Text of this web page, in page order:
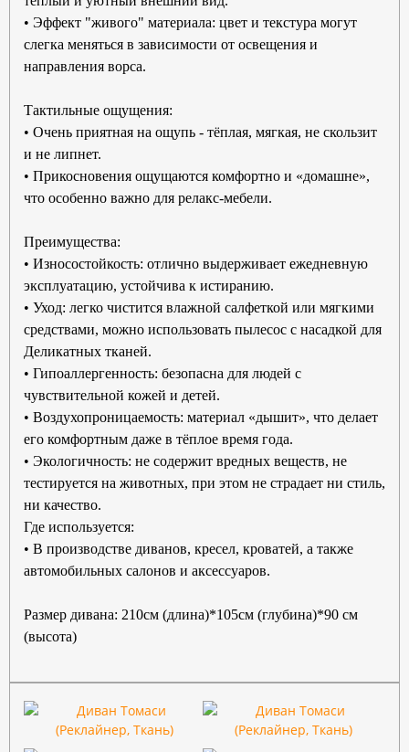
• Эффект "живого" материала: цвет и текстура могут
слегка меняться в зависимости от освещения и
направления ворса.
Тактильные ощущения:
• Очень приятная на ощупь - тёплая, мягкая, не скользит
и не липнет.
• Прикосновения ощущаются комфортно и «домашне»,
что особенно важно для релакс-мебели.
Преимущества:
• Износостойкость: отлично выдерживает ежедневную
эксплуатацию, устойчива к истиранию.
• Уход: легко чистится влажной салфеткой или мягкими
средствами, можно использовать пылесос с насадкой для
Деликатных тканей.
• Гипоаллергенность: безопасна для людей с
чувствительной кожей и детей.
• Воздухопроницаемость: материал «дышит», что делает
его комфортным даже в тёплое время года.
• Экологичность: не содержит вредных веществ, не
тестируется на животных, при этом не страдает ни стиль,
ни качество.
Где используется:
• В производстве диванов, кресел, кроватей, а также
автомобильных салонов и аксессуаров.
Размер дивана: 210см (длина)*105см (глубина)*90 см
(высота)